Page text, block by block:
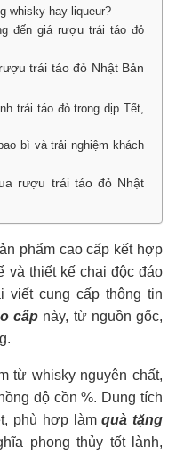
whisky hay liqueur?
đến giá rượu trái táo đỏ
trái táo đỏ Nhật Bản
trái táo đỏ trong dịp Tết,
bì và trải nghiệm khách
rượu trái táo đỏ Nhật
phẩm cao cấp kết hợp
và thiết kế chai độc đáo
viết cung cấp thông tin
cấp này, từ nguồn gốc,
từ whisky nguyên chất,
độ cồn %. Dung tích
phù hợp làmquà tặng
phong thủy tốt lành,